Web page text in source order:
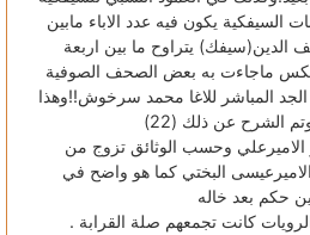
السيفكية يكون فيه عدد الاباء مابين
يتراوح ما بين اربعة
ماجاءت به بعض الصحف الصوفية
المباشر للاغا محمد سرخوش!!وهذا
الشرح عن ذلك (22)
الاميرعلي وحسب الوثائق تزوج من
البختي كما هو واضح في
حكم بعد خاله
كانت تجمعهم صلة القرابة .